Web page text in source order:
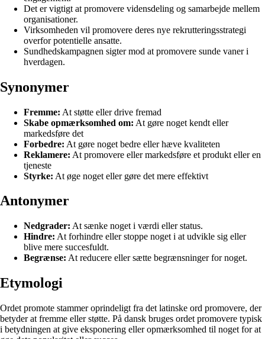
Det er vigtigt at promovere vidensdeling og samarbejde mellem
organisationer.
Virksomheden vil promovere deres nye rekrutteringsstrategi
overfor potentielle ansatte.
Sundhedskampagnen sigter mod at promovere sunde vaner i
hverdagen.
Synonymer
Fremme: At støtte eller drive fremad
Skabe opmærksomhed om: At gøre noget kendt eller
markedsføre det
Forbedre: At gøre noget bedre eller hæve kvaliteten
Reklamere: At promovere eller markedsføre et produkt eller en
tjeneste
Styrke: At øge noget eller gøre det mere effektivt
Antonymer
Nedgrader: At sænke noget i værdi eller status.
Hindre: At forhindre eller stoppe noget i at udvikle sig eller
blive mere succesfuldt.
Begrænse: At reducere eller sætte begrænsninger for noget.
Etymologi
Ordet promote stammer oprindeligt fra det latinske ord promovere, der
betyder at fremme eller støtte. På dansk bruges ordet promovere typisk
i betydningen at give eksponering eller opmærksomhed til noget for at